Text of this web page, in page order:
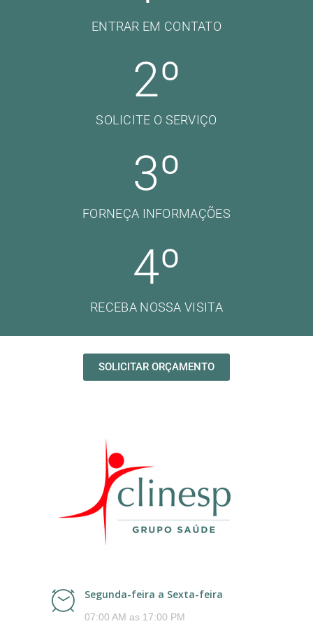
ENTRAR EM CONTATO
SOLICITE O SERVIÇO
2º
FORNEÇA INFORMAÇÕES
3º
RECEBA NOSSA VISITA
4º
SOLICITAR ORÇAMENTO
Segunda-feira a Sexta-feira
07:00 AM as 17:00 PM